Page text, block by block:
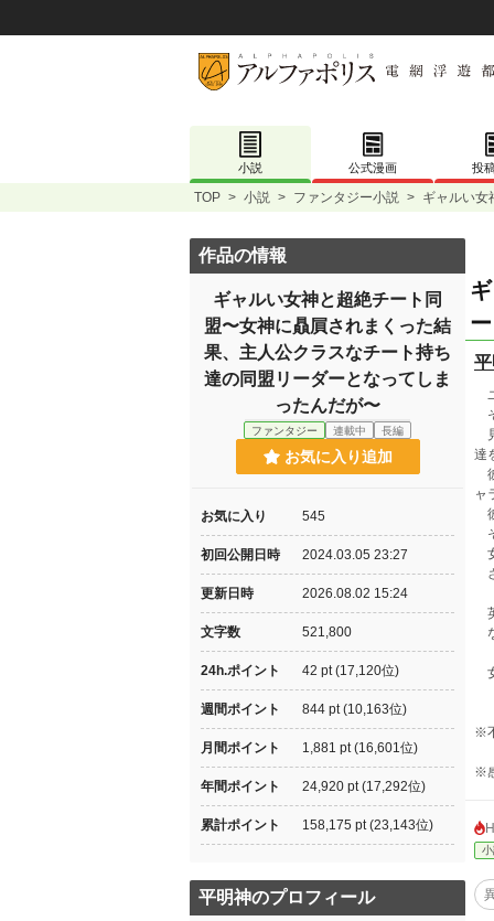
小説 公式漫画 投
TOP > 小説 > ファンタジー小説 > ギャルい女
達
ャ
※
※
作品の情報
ギャルい女神と超絶チート同
盟〜女神に贔屓されまくった結
果、主人公クラスなチート持ち
達の同盟リーダーとなってしま
ったんだが〜
ファンタジー 連載中 長編
お気に入り追加
お気に入り 545
初回公開日時 2024.03.05 23:27
更新日時 2026.08.02 15:24
文字数 521,800
24h.ポイント 42 pt (17,120位)
週間ポイント 844 pt (10,163位)
月間ポイント 1,881 pt (16,601位)
年間ポイント 24,920 pt (17,292位)
累計ポイント 158,175 pt (23,143位)
平明神のプロフィール